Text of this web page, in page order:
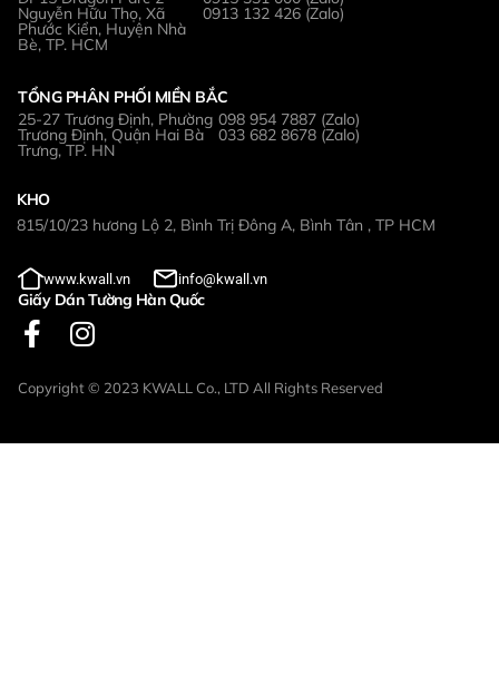
Nguyễn Hữu Thọ, Xã
Phước Kiển, Huyện Nhà
Bè, TP. HCM
0913 132 426 (Zalo)
TỔNG PHÂN PHỐI MIỀN BẮC
25-27 Trương Định, Phường
Trương Định, Quận Hai Bà
Trưng, TP. HN
098 954 7887 (Zalo)
033 682 8678 (Zalo)
KHO
815/10/23 hương Lộ 2, Bình Trị Đông A, Bình Tân , TP HCM
www.kwall.vn info@kwall.vn
Giấy Dán Tường Hàn Quốc
Copyright © 2023 KWALL Co., LTD All Rights Reserved